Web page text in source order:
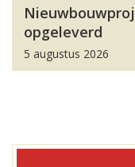
opgeleverd
5 augustus 2026